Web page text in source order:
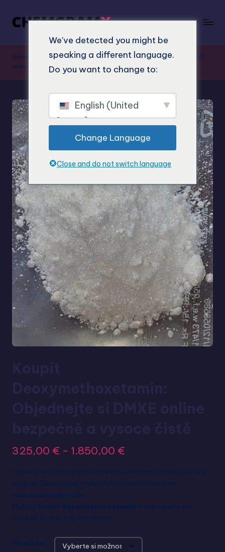
Home Obchod"Koupit Deoxymethoxetamin: Objednejte si DMXE
online bezpečně a vysoce čistě
325,00 € - 1.850,00 €
Objevte vysoce čistý deoxymethoxetamin (DMXE) pro svůj
výzkum. Disociativní arylcyklohexylamin ideální pro
neurobiologické studie.
Můžete koupit deoxymethoxetamin u chemgramx pro
nejvyšší kvalitu a rychlé dodání.
Množství
We've detected you might be
speaking a different language.
Do you want to change to:
English (United
States)
Change Language
Close and do not switch language